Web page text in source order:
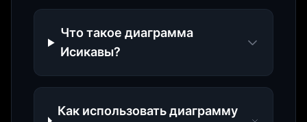
Что такое диаграмма
Исикавы?
Как использовать диаграмму